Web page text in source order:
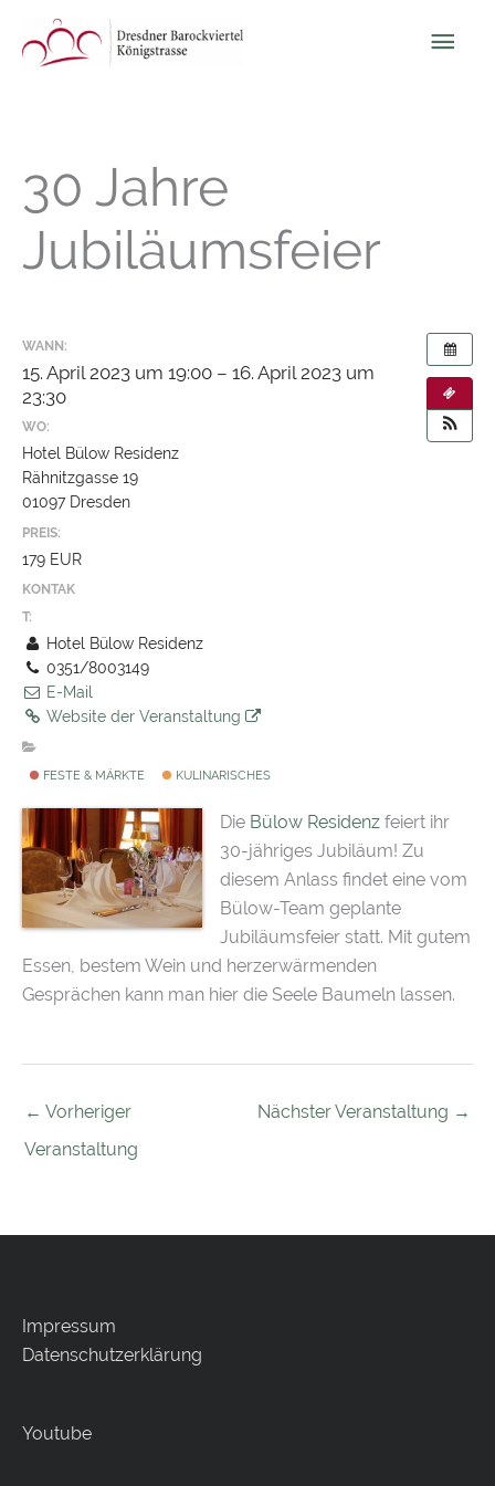
Inhalt
springen
30 Jahre
Jubiläumsfeier
WANN:
15. April 2023 um 19:00 – 16. April 2023 um
23:30
WO:
Hotel Bülow Residenz
Rähnitzgasse 19
01097 Dresden
PREIS:
179 EUR
KONTAK
T:
Hotel Bülow Residenz
0351/8003149
E-Mail
Website der Veranstaltung
FESTE & MÄRKTE KULINARISCHES
Die Bülow Residenz feiert ihr
30-jähriges Jubiläum! Zu
diesem Anlass findet eine vom
Bülow-Team geplante
Jubiläumsfeier statt. Mit gutem
Essen, bestem Wein und herzerwärmenden
Gesprächen kann man hier die Seele Baumeln lassen.
← Vorheriger
Veranstaltung
Nächster Veranstaltung →
Impressum
Datenschutzerklärung
Youtube